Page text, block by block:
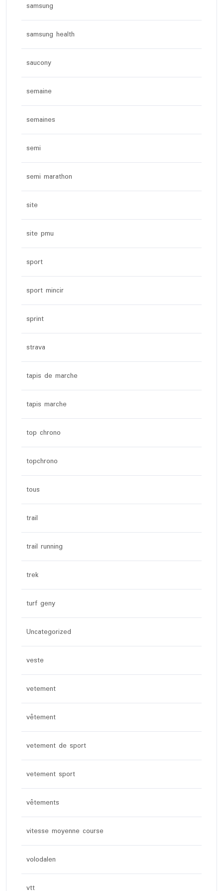
samsung
samsung health
saucony
semaine
semaines
semi
semi marathon
site
site pmu
sport
sport mincir
sprint
strava
tapis de marche
tapis marche
top chrono
topchrono
tous
trail
trail running
trek
turf geny
Uncategorized
veste
vetement
vêtement
vetement de sport
vetement sport
vêtements
vitesse moyenne course
volodalen
vtt